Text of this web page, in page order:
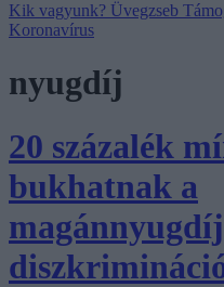
Kik vagyunk? Üvegzseb
Koronavírus
nyugdíj
20 százalék
bukhatnak a